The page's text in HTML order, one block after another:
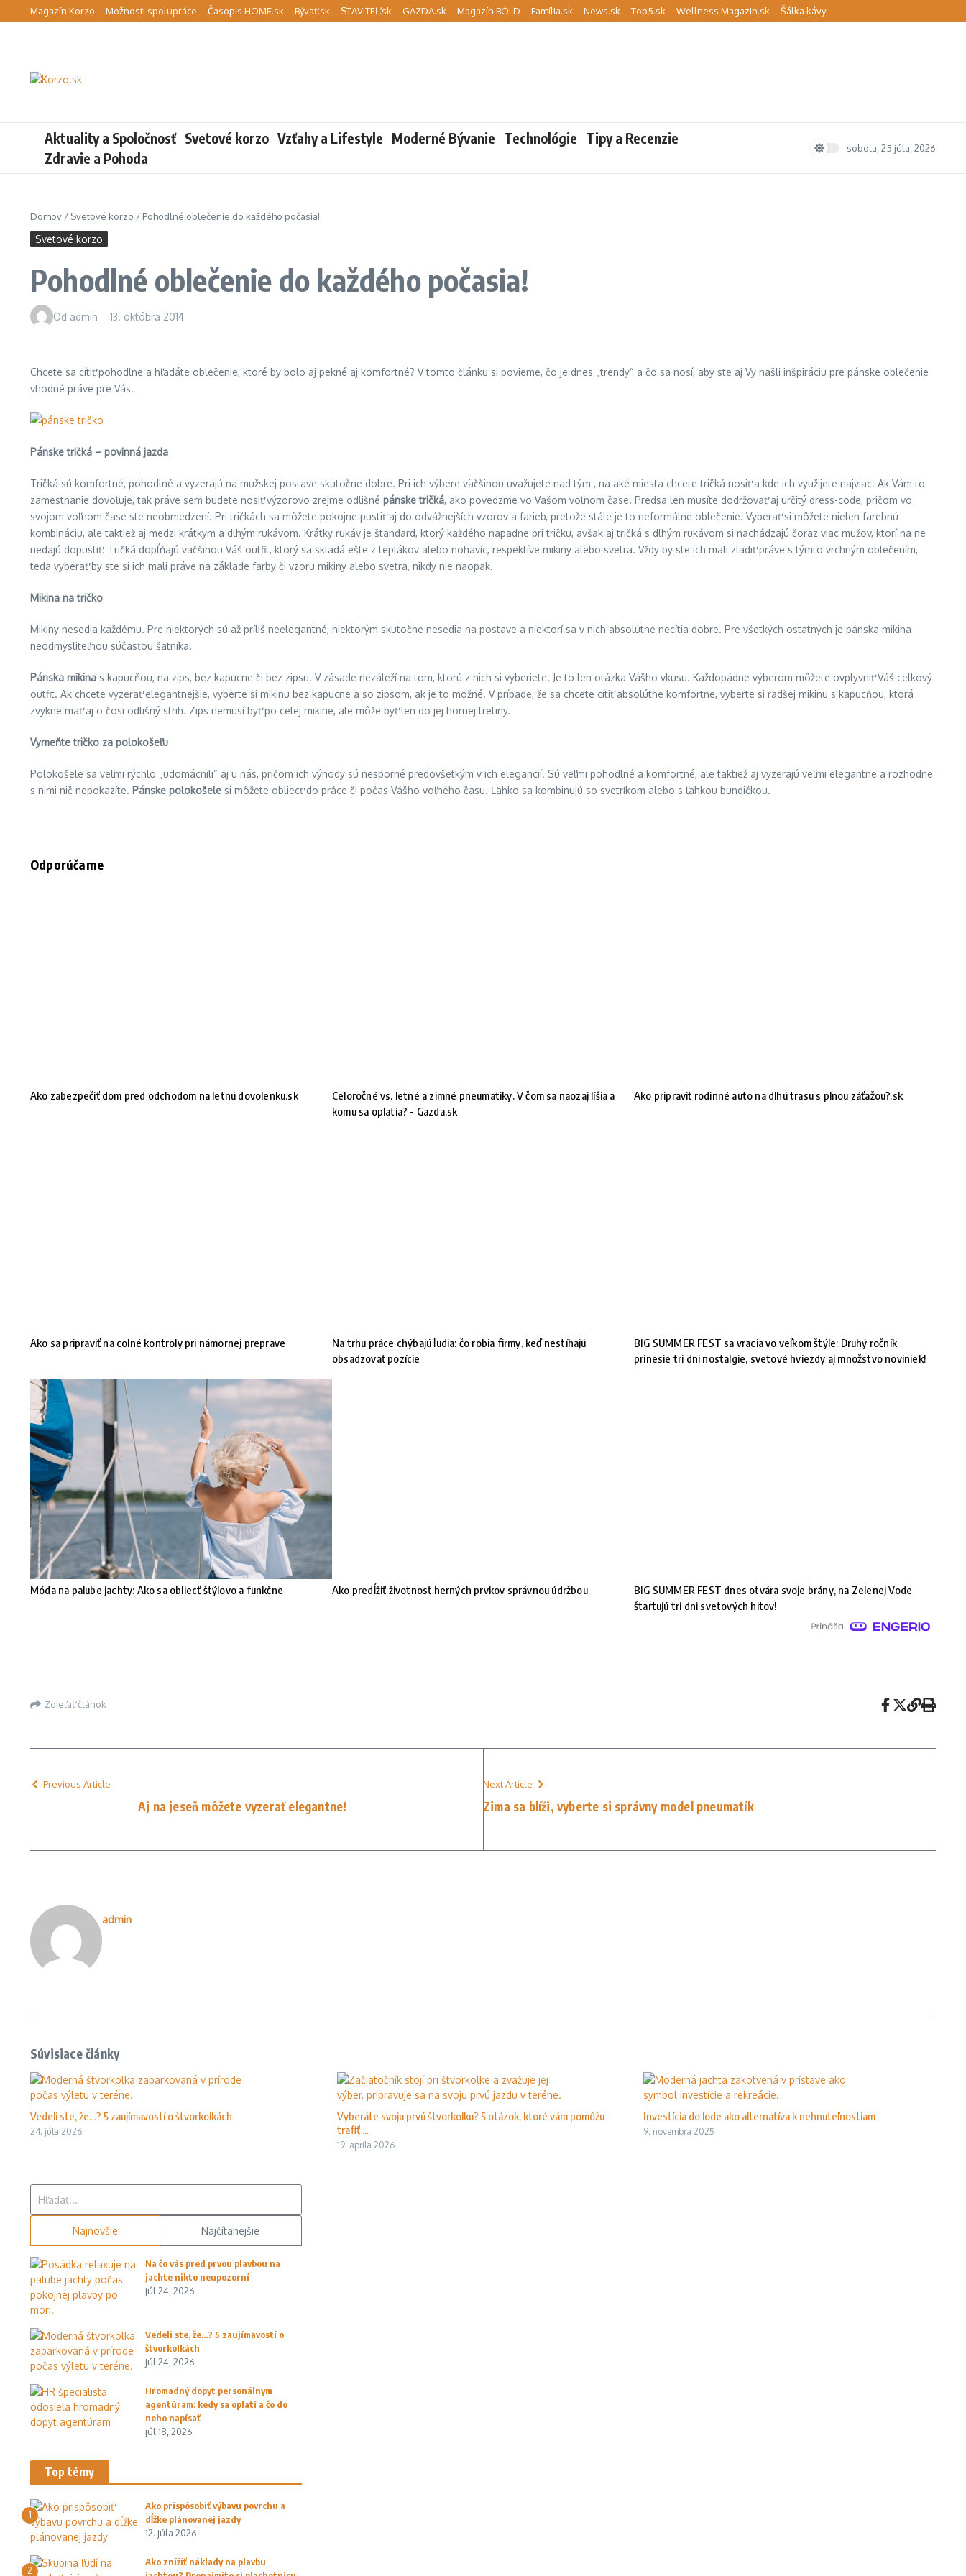
Preskočiť na obsah
Magazín Korzo Možnosti spolupráce Časopis HOME.sk Bývať.sk STAVITEĽ.sk GAZDA.sk Magazín BOLD Família.sk News.sk Top5.sk Wellness Magazin.sk Šálka kávy
Aktuality a Spoločnosť Svetové korzo Vzťahy a Lifestyle Moderné Bývanie Technológie Tipy a Recenzie
Zdravie a Pohoda
sobota, 25 júla, 2026
Domov / Svetové korzo / Pohodlné oblečenie do každého počasia!
Svetové korzo
Pohodlné oblečenie do každého počasia!
Od admin 13. októbra 2014
Chcete sa cítiť pohodlne a hľadáte oblečenie, ktoré by bolo aj pekné aj komfortné? V tomto článku si povieme, čo je dnes „trendy“ a čo sa nosí, aby ste aj Vy našli inšpiráciu pre pánske oblečenie
vhodné práve pre Vás.
Pánske tričká – povinná jazda
Tričká sú komfortné, pohodlné a vyzerajú na mužskej postave skutočne dobre. Pri ich výbere väčšinou uvažujete nad tým , na aké miesta chcete tričká nosiť a kde ich využijete najviac. Ak Vám to
zamestnanie dovoľuje, tak práve sem budete nosiť výzorovo zrejme odlišné pánske tričká, ako povedzme vo Vašom voľnom čase. Predsa len musíte dodržovať aj určitý dress-code, pričom vo
svojom voľnom čase ste neobmedzení. Pri tričkách sa môžete pokojne pustiť aj do odvážnejších vzorov a farieb, pretože stále je to neformálne oblečenie. Vyberať si môžete nielen farebnú
kombináciu, ale taktiež aj medzi krátkym a dlhým rukávom. Krátky rukáv je štandard, ktorý každého napadne pri tričku, avšak aj tričká s dlhým rukávom si nachádzajú čoraz viac mužov, ktorí na ne
nedajú dopustiť. Tričká dopĺňajú väčšinou Váš outfit, ktorý sa skladá ešte z teplákov alebo nohavíc, respektíve mikiny alebo svetra. Vždy by ste ich mali zladiť práve s týmto vrchným oblečením,
teda vyberať by ste si ich mali práve na základe farby či vzoru mikiny alebo svetra, nikdy nie naopak.
Mikina na tričko
Mikiny nesedia každému. Pre niektorých sú až príliš neelegantné, niektorým skutočne nesedia na postave a niektorí sa v nich absolútne necítia dobre. Pre všetkých ostatných je pánska mikina
neodmysliteľnou súčasťou šatníka.
Pánska mikina s kapucňou, na zips, bez kapucne či bez zipsu. V zásade nezáleží na tom, ktorú z nich si vyberiete. Je to len otázka Vášho vkusu. Každopádne výberom môžete ovplyvniť Váš celkový
outfit. Ak chcete vyzerať elegantnejšie, vyberte si mikinu bez kapucne a so zipsom, ak je to možné. V prípade, že sa chcete cítiť absolútne komfortne, vyberte si radšej mikinu s kapucňou, ktorá
zvykne mať aj o čosi odlišný strih. Zips nemusí byť po celej mikine, ale môže byť len do jej hornej tretiny.
Vymeňte tričko za polokošeľu
Polokošele sa veľmi rýchlo „udomácnili“ aj u nás, pričom ich výhody sú nesporné predovšetkým v ich elegancií. Sú veľmi pohodlné a komfortné, ale taktiež aj vyzerajú veľmi elegantne a rozhodne
s nimi nič nepokazíte. Pánske polokošele si môžete obliecť do práce či počas Vášho voľného času. Ľahko sa kombinujú so svetríkom alebo s ľahkou bundičkou.
Odporúčame
Ako zabezpečiť dom pred odchodom na letnú dovolenku.sk
Celoročné vs. letné a zimné pneumatiky. V čom sa naozaj líšia a
komu sa oplatia? - Gazda.sk
Ako pripraviť rodinné auto na dlhú trasu s plnou záťažou?.sk
Ako sa pripraviť na colné kontroly pri námornej preprave
Na trhu práce chýbajú ľudia: čo robia firmy, keď nestíhajú
obsadzovať pozície
BIG SUMMER FEST sa vracia vo veľkom štýle: Druhý ročník
prinesie tri dni nostalgie, svetové hviezdy aj množstvo noviniek!
Móda na palube jachty: Ako sa obliecť štýlovo a funkčne Ako predĺžiť životnosť herných prvkov správnou údržbou
BIG SUMMER FEST dnes otvára svoje brány, na Zelenej Vode
štartujú tri dni svetových hitov!
Zdieľať článok
Previous Article
Aj na jeseň môžete vyzerať elegantne!
Next Article
Zima sa blíži, vyberte si správny model pneumatík
admin
Súvisiace články
Vedeli ste, že…? 5 zaujímavostí o štvorkolkách
24. júla 2026
Vyberáte svoju prvú štvorkolku? 5 otázok, ktoré vám pomôžu
trafiť ...
19. apríla 2026
Investícia do lode ako alternatíva k nehnuteľnostiam
9. novembra 2025
Najnovšie Najčítanejšie
Na čo vás pred prvou plavbou na
jachte nikto neupozorní
júl 24, 2026
Vedeli ste, že…? 5 zaujímavostí o
štvorkolkách
júl 24, 2026
Hromadný dopyt personálnym
agentúram: kedy sa oplatí a čo do
neho napísať
júl 18, 2026
Top témy
1
Ako prispôsobiť výbavu povrchu a
dĺžke plánovanej jazdy
12. júla 2026
2
Ako znížiť náklady na plavbu